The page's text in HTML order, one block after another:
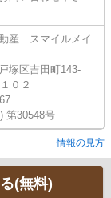
産 スマイルメイ
塚区吉田町143-
０２
第30548号
情報の見方
(無料)